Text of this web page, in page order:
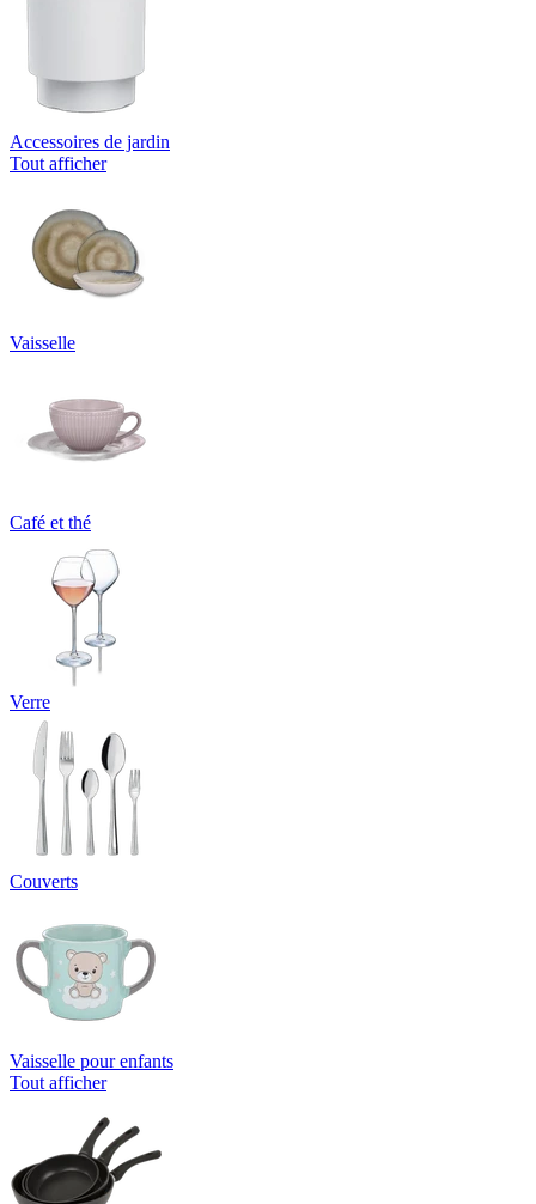
Accessoires de jardin
Tout afficher
Vaisselle
Café et thé
Verre
Couverts
Vaisselle pour enfants
Tout afficher